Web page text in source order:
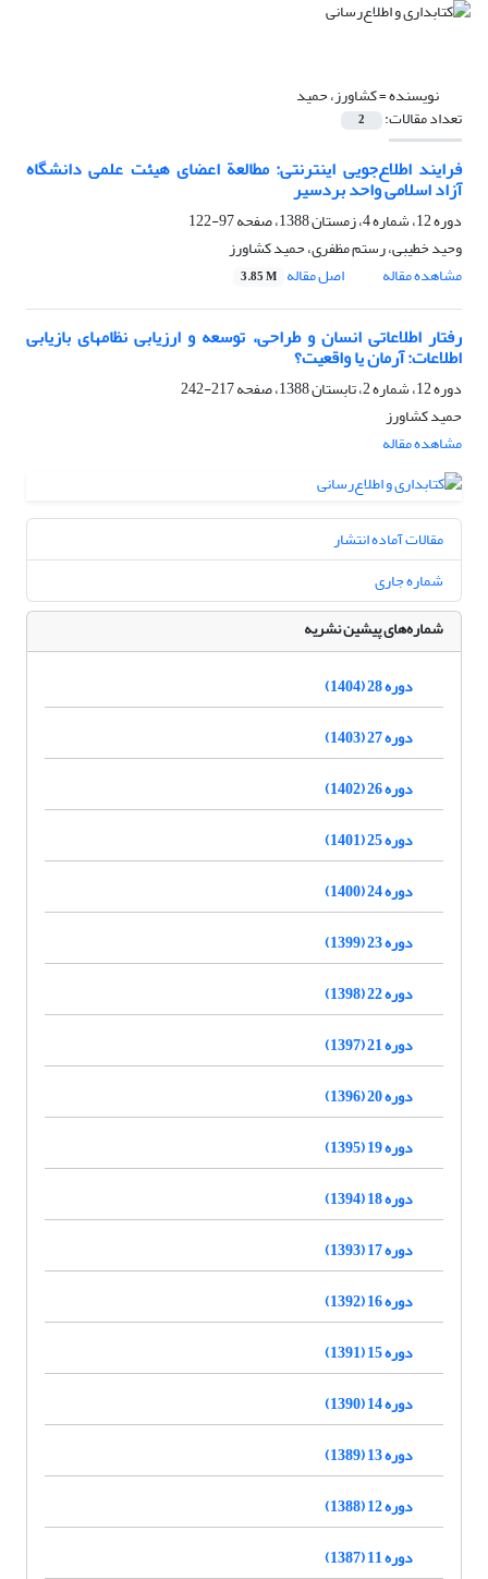
نویسنده =کشاورز، حمید
تعداد مقالات: 2
فرایند اطلاع‌جویی اینترنتی: مطالعة اعضای هیئت علمی دانشگاه
آزاد اسلامی واحد بردسیر
دوره 12، شماره 4، زمستان 1388، صفحه
97-122
وحید خطیبی، رستم مظفری، حمید کشاورز
مشاهده مقاله
اصل مقاله 3.85 M
رفتار اطلاعاتی انسان و طراحی،‌ توسعه و ارزیابی نظامهای بازیابی
اطلاعات: آرمان یا واقعیت؟
دوره 12، شماره 2، تابستان 1388، صفحه
217-242
حمید کشاورز
مشاهده مقاله
مقالات آماده انتشار
شماره جاری
شماره‌های پیشین نشریه
دوره 28 (1404)
دوره 27 (1403)
دوره 26 (1402)
دوره 25 (1401)
دوره 24 (1400)
دوره 23 (1399)
دوره 22 (1398)
دوره 21 (1397)
دوره 20 (1396)
دوره 19 (1395)
دوره 18 (1394)
دوره 17 (1393)
دوره 16 (1392)
دوره 15 (1391)
دوره 14 (1390)
دوره 13 (1389)
دوره 12 (1388)
دوره 11 (1387)